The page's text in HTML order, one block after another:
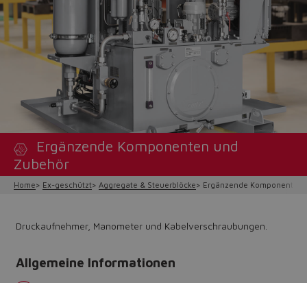
Ergänzende Komponenten und
Zubehör
Home Ex-geschützt Aggregate & Steuerblöcke Ergänzende Komponenten
Druckaufnehmer, Manometer und Kabelverschraubungen.
Allgemeine Informationen